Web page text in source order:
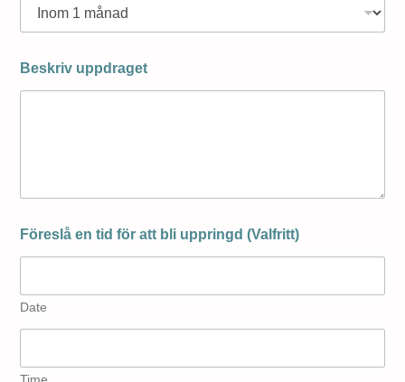
Beskriv uppdraget
Föreslå en tid för att bli uppringd (Valfritt)
Date